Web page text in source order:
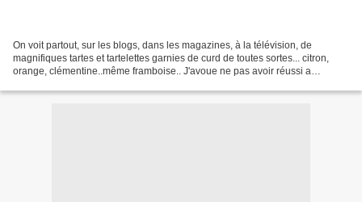
On voit partout, sur les blogs, dans les magazines, à la télévision, de
magnifiques tartes et tartelettes garnies de curd de toutes sortes... citron,
orange, clémentine..même framboise.. J'avoue ne pas avoir réussi a